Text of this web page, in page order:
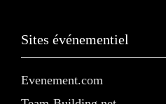
Sites événementiel
Evenement.com